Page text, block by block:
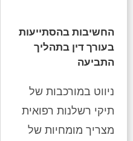
החשיבות בהסתייעות
בעורך דין בתהליך
התביעה
ניווט במורכבות של
תיקי רשלנות רפואית
מצריך מומחיות של